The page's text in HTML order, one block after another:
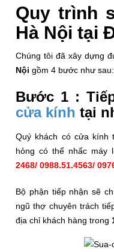
Quy trình
Hà Nội tại
Chúng tôi đã xây dựng
Nội gồm 4 bước như sau:
Bước 1 :
cửa kính tại
Quý khách có cửa
hỏng có thể nhấc máy
2468/ 0988.51.4563/
Bộ phận tiếp nhận sẽ
ngũ thợ chuyên trách
địa chỉ khách hàng trong